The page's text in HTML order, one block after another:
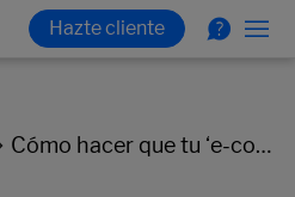
Cómo hacer que tu ‘e-commerce’ sea más rentable